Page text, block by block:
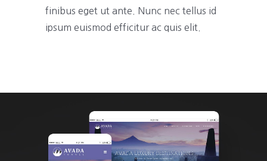
finibus eget ut ante. Nunc nec tellus id
ipsum euismod efficitur ac quis elit.